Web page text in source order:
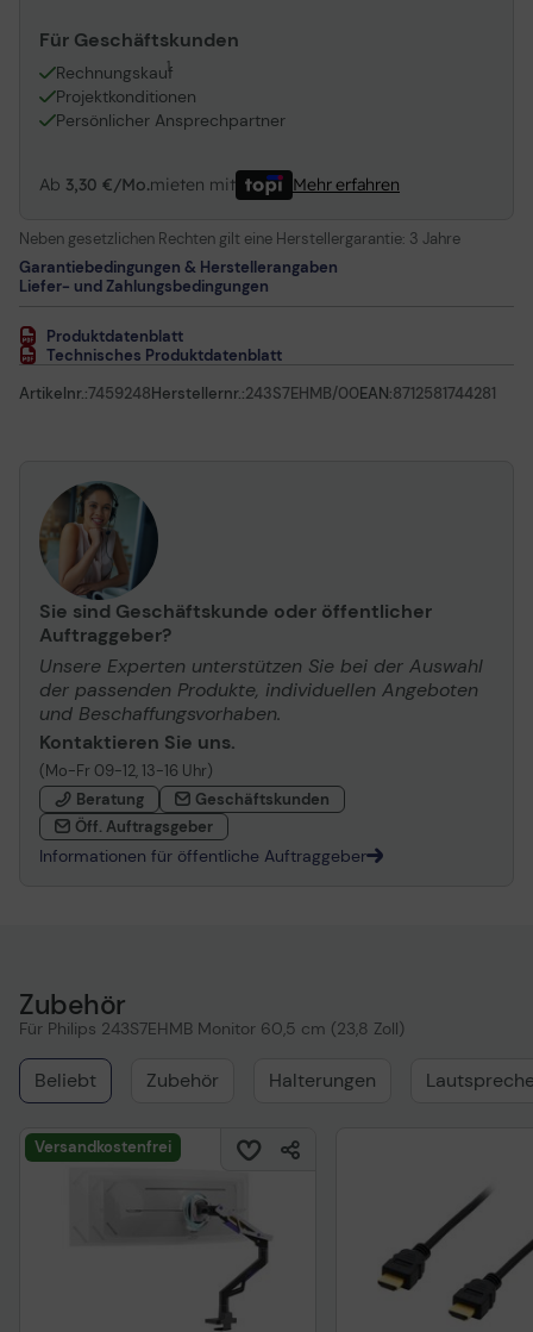
Für Geschäftskunden
Rechnungskauf
1
Projektkonditionen
Persönlicher Ansprechpartner
Ab 3,30 €/Mo.mieten mit Mehr erfahren
Neben gesetzlichen Rechten gilt eine Herstellergarantie: 3 Jahre
Garantiebedingungen & Herstellerangaben
Liefer- und Zahlungsbedingungen
Produktdatenblatt
Technisches Produktdatenblatt
Artikelnr.:7459248Herstellernr.:243S7EHMB/00EAN:8712581744281
Sie sind Geschäftskunde oder öffentlicher
Auftraggeber?
Unsere Experten unterstützen Sie bei der Auswahl
der passenden Produkte, individuellen Angeboten
und Beschaffungsvorhaben.
Kontaktieren Sie uns.
(Mo-Fr 09-12, 13-16 Uhr)
Beratung
Geschäftskunden
Öff. Auftragsgeber
Informationen für öffentliche Auftraggeber
Zubehör
Für Philips 243S7EHMB Monitor 60,5 cm (23,8 Zoll)
Beliebt Zubehör Halterungen
Versandkostenfrei